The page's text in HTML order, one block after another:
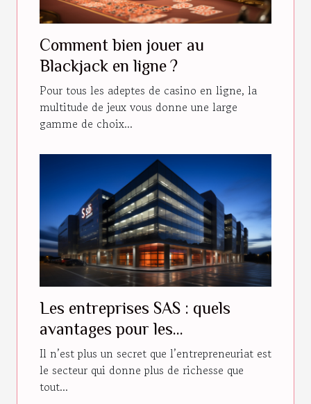
Comment bien jouer au
Blackjack en ligne ?
Pour tous les adeptes de casino en ligne, la
multitude de jeux vous donne une large
gamme de choix...
Les entreprises SAS : quels
avantages pour les
actionnaires ?
Il n’est plus un secret que l’entrepreneuriat est
le secteur qui donne plus de richesse que
tout...